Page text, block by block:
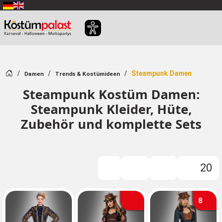
Zum Hauptinhalt springen
Startseite
Damen Trends & Kostümideen Steampunk Damen
Steampunk Kostüm Damen:
Steampunk Kleider, Hüte,
Zubehör und komplette Sets
20
8